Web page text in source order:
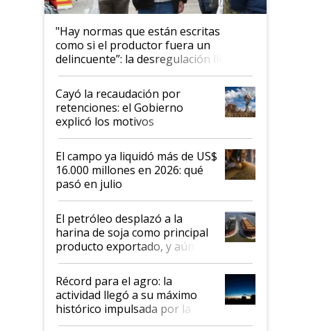
"Hay normas que están escritas
como si el productor fuera un
delincuente”: la desregulación llegó
al Congreso Aapresid y hasta se
habló del financiamiento al IPCVA
Cayó la recaudación por
retenciones: el Gobierno
explicó los motivos
El campo ya liquidó más de US$
16.000 millones en 2026: qué
pasó en julio
El petróleo desplazó a la
harina de soja como principal
producto exportado, y aún así
el agro aportó casi seis de cada
diez dólares y sostuvo el
liderazgo en un semestre
récord
Récord para el agro: la
actividad llegó a su máximo
histórico impulsada por la
cosecha y las exportaciones